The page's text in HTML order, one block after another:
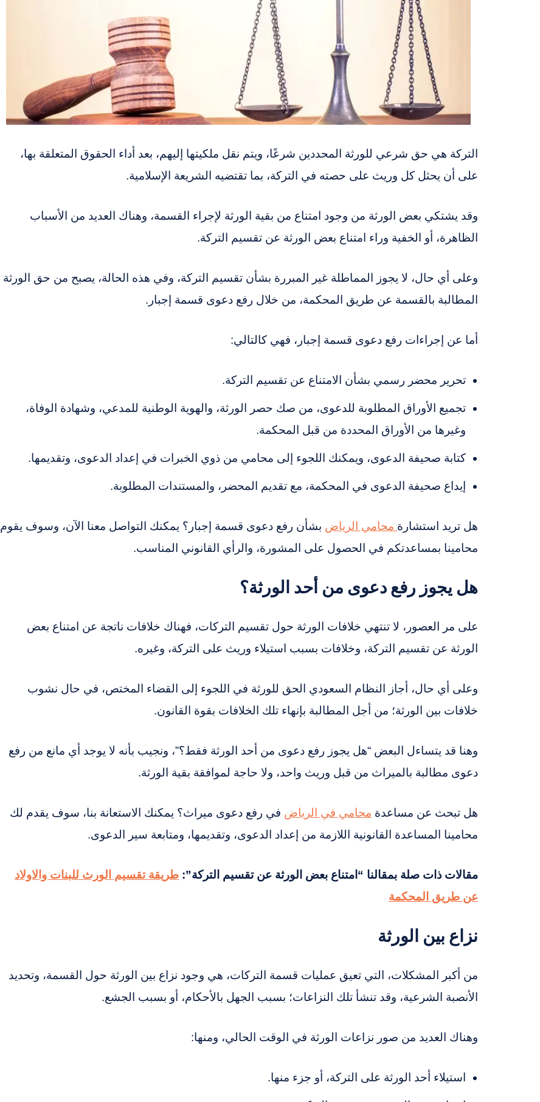
التركة هي حق شرعي للورثة المحددين شرعًا، ويتم نقل ملكيتها إليهم، بعد أداء الحقوق المتعلقة بها،
على أن يحثل كل وريث على حصته في التركة، بما تقتضيه الشريعة الإسلامية.
وقد يشتكي بعض الورثة من وجود امتناع من بقية الورثة لإجراء القسمة، وهناك العديد من الأسباب
الظاهرة، أو الخفية وراء امتناع بعض الورثة عن تقسيم التركة.
وعلى أي حال، لا يجوز المماطلة غير المبررة بشأن تقسيم التركة، وفي هذه الحالة، يصبح من حق الورثة
المطالبة بالقسمة عن طريق المحكمة، من خلال رفع دعوى قسمة إجبار.
أما عن إجراءات رفع دعوى قسمة إجبار، فهي كالتالي:
تحرير محضر رسمي بشأن الامتناع عن تقسيم التركة.
تجميع الأوراق المطلوبة للدعوى، من صك حصر الورثة، والهوية الوطنية للمدعي، وشهادة الوفاة،
وغيرها من الأوراق المحددة من قبل المحكمة.
كتابة صحيفة الدعوى، ويمكنك اللجوء إلى محامي من ذوي الخبرات في إعداد الدعوى، وتقديمها.
إيداع صحيفة الدعوى في المحكمة، مع تقديم المحضر، والمستندات المطلوبة.
هل تريد استشارة محامي الرياض بشأن رفع دعوى قسمة إجبار؟ يمكنك التواصل معنا الآن، وسوف يقوم
محامينا بمساعدتكم في الحصول على المشورة، والرأي القانوني المناسب.
هل يجوز رفع دعوى من أحد الورثة؟
على مر العصور، لا تنتهي خلافات الورثة حول تقسيم التركات، فهناك خلافات ناتجة عن امتناع بعض
الورثة عن تقسيم التركة، وخلافات بسبب استيلاء وريث على التركة، وغيره.
وعلى أي حال، أجاز النظام السعودي الحق للورثة في اللجوء إلى القضاء المختص، في حال نشوب
خلافات بين الورثة؛ من أجل المطالبة بإنهاء تلك الخلافات بقوة القانون.
وهنا قد يتساءل البعض “هل يجوز رفع دعوى من أحد الورثة فقط؟”، ونجيب بأنه لا يوجد أي مانع من رفع
دعوى مطالبة بالميراث من قبل وريث واحد، ولا حاجة لموافقة بقية الورثة.
هل تبحث عن مساعدة محامي في الرياض في رفع دعوى ميراث؟ يمكنك الاستعانة بنا، سوف يقدم لك
محامينا المساعدة القانونية اللازمة من إعداد الدعوى، وتقديمها، ومتابعة سير الدعوى.
مقالات ذات صلة بمقالنا “امتناع بعض الورثة عن تقسيم التركة”: طريقة تقسيم الورث للبنات والاولاد
عن طريق المحكمة
نزاع بين الورثة
من أكبر المشكلات، التي تعيق عمليات قسمة التركات، هي وجود نزاع بين الورثة حول القسمة، وتحديد
الأنصبة الشرعية، وقد تنشأ تلك النزاعات؛ بسبب الجهل بالأحكام، أو بسبب الجشع.
وهناك العديد من صور نزاعات الورثة في الوقت الحالي، ومنها:
استيلاء أحد الورثة على التركة، أو جزء منها.